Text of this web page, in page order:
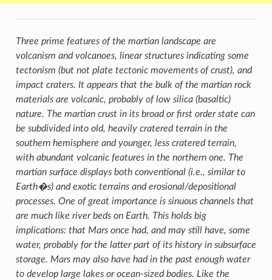
Three prime features of the martian landscape are
volcanism and volcanoes, linear structures indicating some
tectonism (but not plate tectonic movements of crust), and
impact craters. It appears that the bulk of the martian rock
materials are volcanic, probably of low silica (basaltic)
nature. The martian crust in its broad or first order state can
be subdivided into old, heavily cratered terrain in the
southern hemisphere and younger, less cratered terrain,
with abundant volcanic features in the northern one. The
martian surface displays both conventional (i.e., similar to
Earth�s) and exotic terrains and erosional/depositional
processes. One of great importance is sinuous channels that
are much like river beds on Earth. This holds big
implications: that Mars once had, and may still have, some
water, probably for the latter part of its history in subsurface
storage. Mars may also have had in the past enough water
to develop large lakes or ocean-sized bodies. Like the